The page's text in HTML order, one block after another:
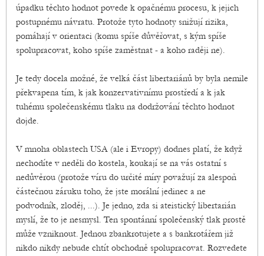
úpadku těchto hodnot povede k opačnému procesu, k jejich
postupnému návratu. Protože tyto hodnoty snižují rizika,
pomáhají v orientaci (komu spíše důvěřovat, s kým spíše
spolupracovat, koho spíše zaměstnat - a koho raději ne).
Je tedy docela možné, že velká část libertariánů by byla nemile
překvapena tím, k jak konzervativnímu prostředí a k jak
tuhému společenskému tlaku na dodržování těchto hodnot
dojde.
V mnoha oblastech USA (ale i Evropy) dodnes platí, že když
nechodíte v neděli do kostela, koukají se na vás ostatní s
nedůvěrou (protože víru do určité míry považují za alespoň
částečnou záruku toho, že jste morální jedinec a ne
podvodník, zloděj, ...). Je jedno, zda si ateistický libertarián
myslí, že to je nesmysl. Ten spontánní společenský tlak prostě
může vzniknout. Jednou zbankrotujete a s bankrotářem již
nikdo nikdy nebude chtít obchodně spolupracovat. Rozvedete